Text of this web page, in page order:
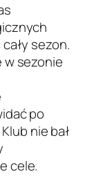
sezon.
w sezonie
po
Klub nie bał
cele.